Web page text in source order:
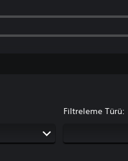
Filtreleme Türü: